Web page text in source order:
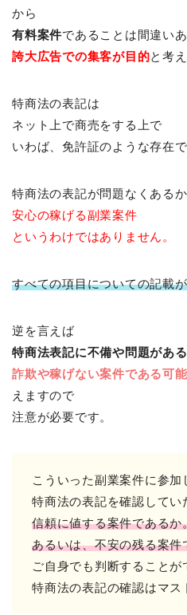
から
有料案件であることは間違いあ
誇大広告での集客が目的と考
特商法の表記は
ネット上で商売をする上で
いわば、免許証のような存在で
特商法の表記が問題なくある
安心の稼げる副業案件
というわけではありません。
すべての項目についての記載
逆を言えば
特商法表記に不備や問題があ
詐欺や稼げない案件である可
えますので
注意が必要です。
こういった副業案件に参加
特商法の表記を確認してい
信頼に値する案件であるか
あるいは、不安の残る案件
ご自身でも判断することが
特商法の表記の確認はマス